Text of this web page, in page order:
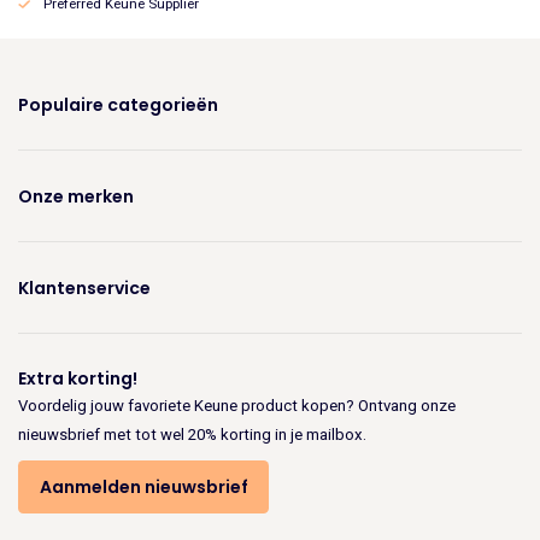
Preferred Keune Supplier
Populaire categorieën
Onze merken
Klantenservice
Extra korting!
Voordelig jouw favoriete Keune product kopen? Ontvang onze
nieuwsbrief met tot wel 20% korting in je mailbox.
Aanmelden nieuwsbrief